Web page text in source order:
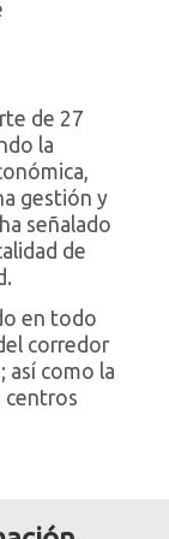
de 27
la
gestión y
señalado
de
en todo
corredor
así como la
centros